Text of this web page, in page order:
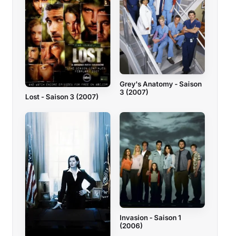
Lost - Saison 3 (2007)
Grey's Anatomy - Saison
3 (2007)
Invasion - Saison 1
(2006)